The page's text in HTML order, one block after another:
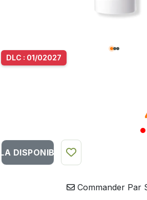
DLC : 01/02027
DISPONIBILITÉ DU PRODUIT
Commander Par